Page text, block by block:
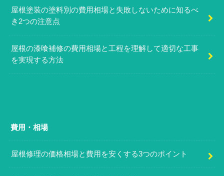
屋根塗装の塗料別の費用相場と失敗しないために知るべ
き2つの注意点
屋根の漆喰補修の費用相場と工程を理解して適切な工事
を実現する方法
費用・相場
屋根修理の価格相場と費用を安くする3つのポイント